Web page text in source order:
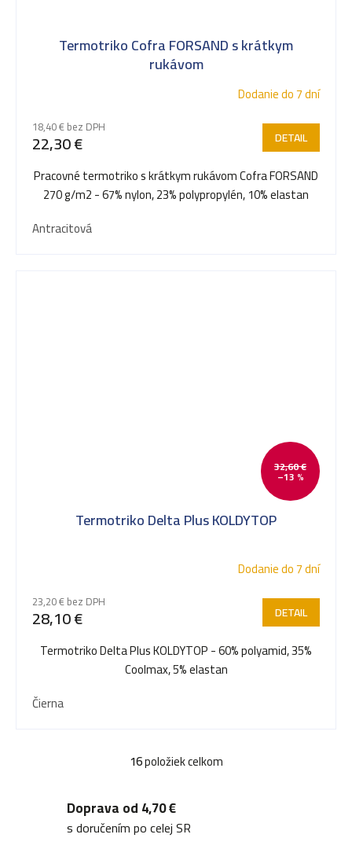
Termotriko Cofra FORSAND s krátkym
rukávom
Dodanie do 7 dní
18,40 € bez DPH
22,30 € DETAIL
Pracovné termotriko s krátkym rukávom Cofra FORSAND
270 g/m2 - 67% nylon, 23% polypropylén, 10% elastan
Antracitová
32,60 €
–13 %
Termotriko Delta Plus KOLDYTOP
Dodanie do 7 dní
23,20 € bez DPH
28,10 € DETAIL
Termotriko Delta Plus KOLDYTOP - 60% polyamid, 35%
Coolmax, 5% elastan
Čierna
O
v
l
16položiek celkom
Doprava od 4,70 €
s doručením po celej SR